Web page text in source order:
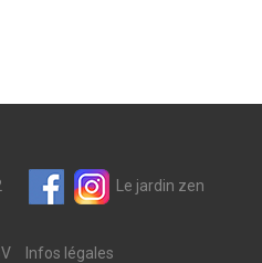
Le jardin zen
Infos légales